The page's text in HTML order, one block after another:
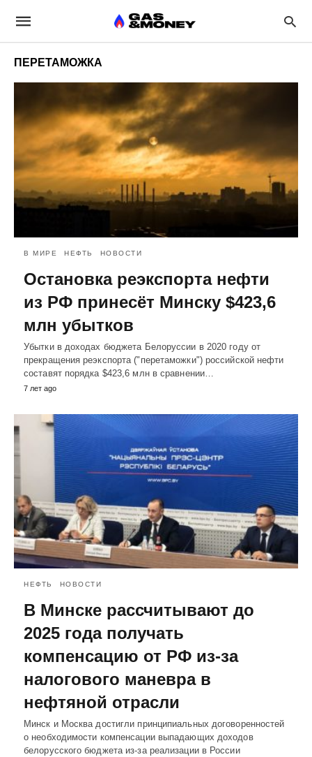
ПЕРЕТАМОЖКА
В МИРЕ НЕФТЬ НОВОСТИ
Остановка реэкспорта нефти
из РФ принесёт Минску $423,6
млн убытков
Убытки в доходах бюджета Белоруссии в 2020 году от
прекращения реэкспорта ("перетаможки") российской нефти
составят порядка $423,6 млн в сравнении…
7 лет ago
НЕФТЬ НОВОСТИ
В Минске рассчитывают до
2025 года получать
компенсацию от РФ из-за
налогового маневра в
нефтяной отрасли
Минск и Москва достигли принципиальных договоренностей
о необходимости компенсации выпадающих доходов
белорусского бюджета из-за реализации в России